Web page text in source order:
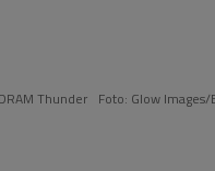
Thunder Foto: Glow Images/